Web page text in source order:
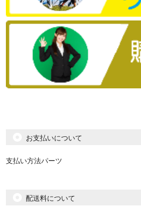
お支払いについて
支払い方法パーツ
配送料について